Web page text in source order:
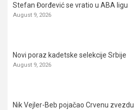
Stefan Đorđević se vratio u ABA ligu
August 9, 2026
Novi poraz kadetske selekcije Srbije
August 9, 2026
Nik Vejler-Beb pojačao Crvenu zvezdu